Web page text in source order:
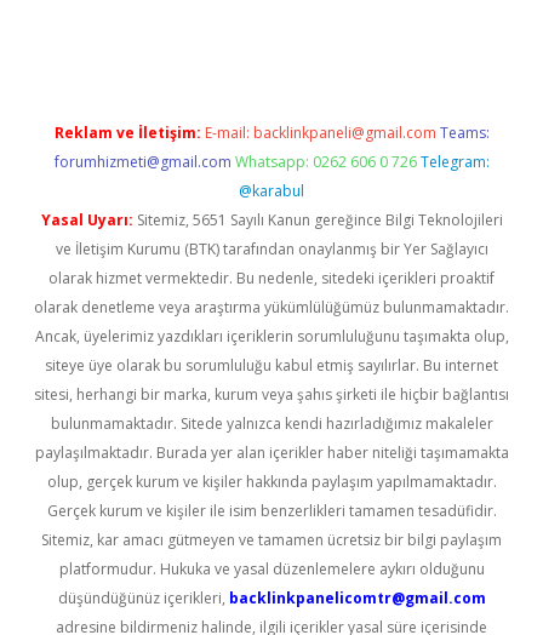
Reklam ve İletişim: E-mail: backlinkpaneli@gmail.com Teams:
forumhizmeti@gmail.com Whatsapp: 0262 606 0 726 Telegram:
@karabul
Yasal Uyarı: Sitemiz, 5651 Sayılı Kanun gereğince Bilgi Teknolojileri
ve İletişim Kurumu (BTK) tarafından onaylanmış bir Yer Sağlayıcı
olarak hizmet vermektedir. Bu nedenle, sitedeki içerikleri proaktif
olarak denetleme veya araştırma yükümlülüğümüz bulunmamaktadır.
Ancak, üyelerimiz yazdıkları içeriklerin sorumluluğunu taşımakta olup,
siteye üye olarak bu sorumluluğu kabul etmiş sayılırlar. Bu internet
sitesi, herhangi bir marka, kurum veya şahıs şirketi ile hiçbir bağlantısı
bulunmamaktadır. Sitede yalnızca kendi hazırladığımız makaleler
paylaşılmaktadır. Burada yer alan içerikler haber niteliği taşımamakta
olup, gerçek kurum ve kişiler hakkında paylaşım yapılmamaktadır.
Gerçek kurum ve kişiler ile isim benzerlikleri tamamen tesadüfidir.
Sitemiz, kar amacı gütmeyen ve tamamen ücretsiz bir bilgi paylaşım
platformudur. Hukuka ve yasal düzenlemelere aykırı olduğunu
düşündüğünüz içerikleri, backlinkpanelicomtr@gmail.com
adresine bildirmeniz halinde, ilgili içerikler yasal süre içerisinde